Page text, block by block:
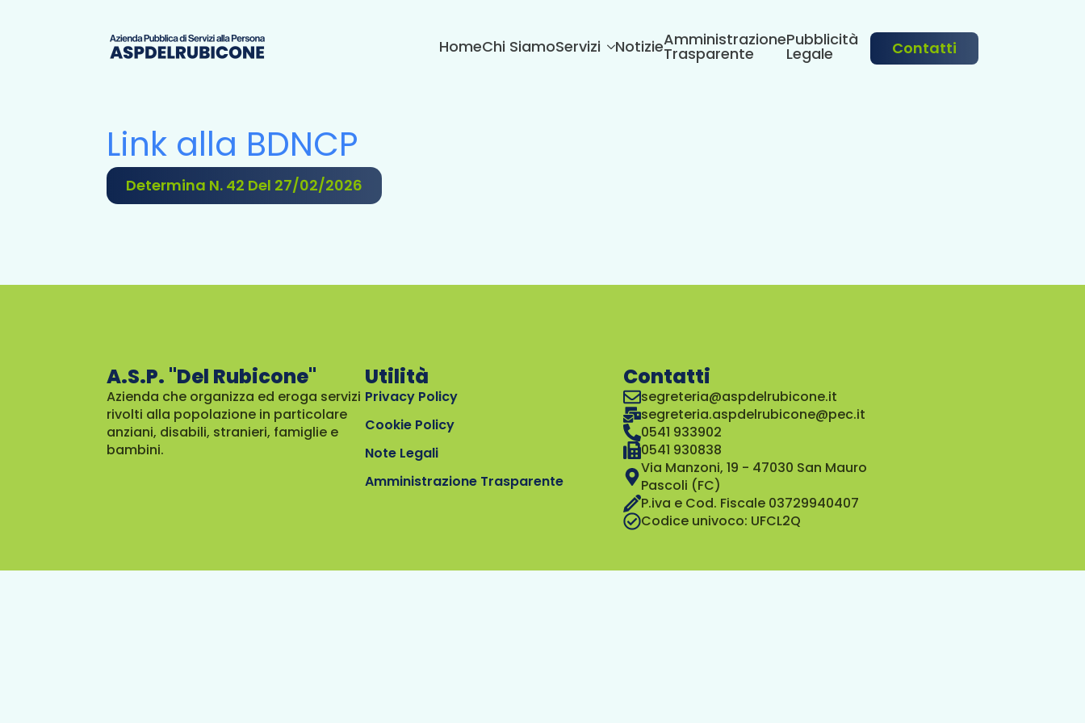
HomeChi SiamoServizi NotizieAmministrazione
Trasparente
Pubblicità
Legale Contatti
Link alla BDNCP
Determina N. 42 Del 27/02/2026
A.S.P. "Del Rubicone"
Azienda che organizza ed eroga servizi
rivolti alla popolazione in particolare
anziani, disabili, stranieri, famiglie e
bambini.
Utilità
Privacy Policy
Cookie Policy
Note Legali
Amministrazione Trasparente
Contatti
segreteria@aspdelrubicone.it
segreteria.aspdelrubicone@pec.it
0541 933902
0541 930838
Via Manzoni, 19 - 47030 San Mauro
Pascoli (FC)
P.iva e Cod. Fiscale 03729940407
Codice univoco: UFCL2Q